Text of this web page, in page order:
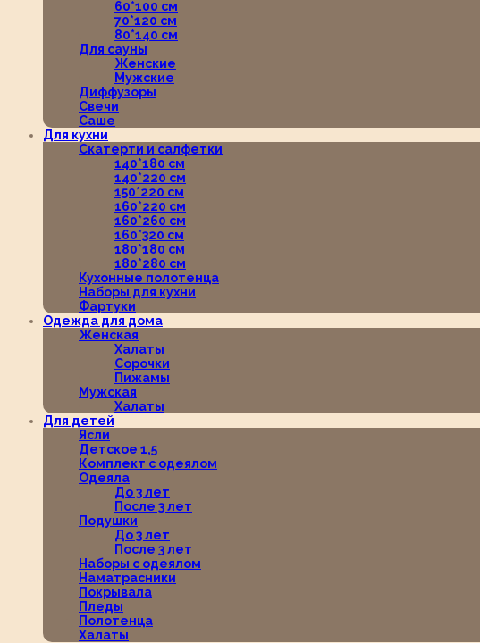
60*100 см
70*120 см
80*140 см
Для сауны
Женские
Мужские
Диффузоры
Свечи
Саше
Для кухни
Скатерти и салфетки
140*180 см
140*220 см
150*220 см
160*220 см
160*260 см
160*320 см
180*180 см
180*280 см
Кухонные полотенца
Наборы для кухни
Фартуки
Одежда для дома
Женская
Халаты
Сорочки
Пижамы
Мужская
Халаты
Для детей
Ясли
Детское 1,5
Комплект с одеялом
Одеяла
До 3 лет
После 3 лет
Подушки
До 3 лет
После 3 лет
Наборы с одеялом
Наматрасники
Покрывала
Пледы
Полотенца
Халаты